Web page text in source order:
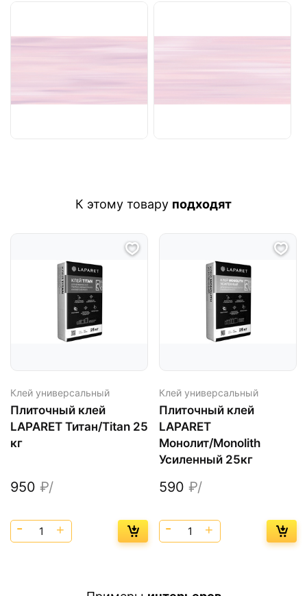
К этому товару подходят
Клей универсальный
Плиточный клей
LAPARET Титан/Titan 25
кг
950 ₽/
Клей универсальный
Плиточный клей
LAPARET
Монолит/Monolith
Усиленный 25кг
590 ₽/